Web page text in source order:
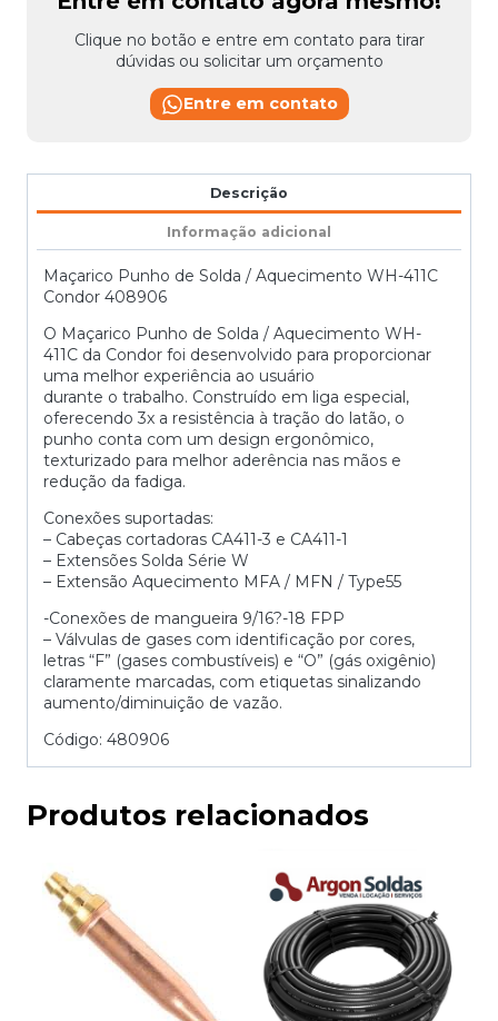
Clique no botão e entre em contato para tirar
dúvidas ou solicitar um orçamento
Entre em contato
Descrição
Informação adicional
Maçarico Punho de Solda / Aquecimento WH-411C
Condor 408906
O Maçarico Punho de Solda / Aquecimento WH-
411C da Condor foi desenvolvido para proporcionar
uma melhor experiência ao usuário
durante o trabalho. Construído em liga especial,
oferecendo 3x a resistência à tração do latão, o
punho conta com um design ergonômico,
texturizado para melhor aderência nas mãos e
redução da fadiga.
Conexões suportadas:
– Cabeças cortadoras CA411-3 e CA411-1
– Extensões Solda Série W
– Extensão Aquecimento MFA / MFN / Type55
-Conexões de mangueira 9/16?-18 FPP
– Válvulas de gases com identificação por cores,
letras “F” (gases combustíveis) e “O” (gás oxigênio)
claramente marcadas, com etiquetas sinalizando
aumento/diminuição de vazão.
Código: 480906
Produtos relacionados